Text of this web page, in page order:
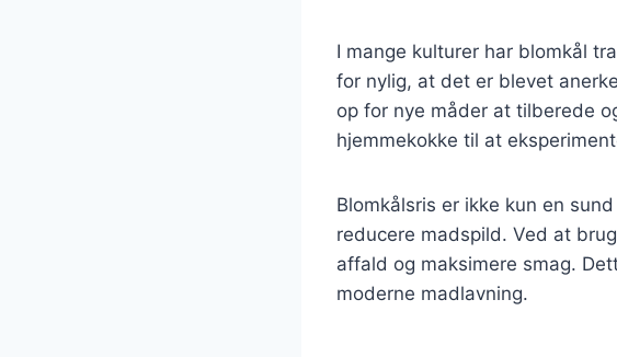
I mange kulturer har blomkål
for nylig, at det er blevet
op for nye måder at tilberede
hjemmekokke til at
Blomkålsris er ikke kun en
reducere madspild. Ved at
affald og maksimere smag.
moderne madlavning.